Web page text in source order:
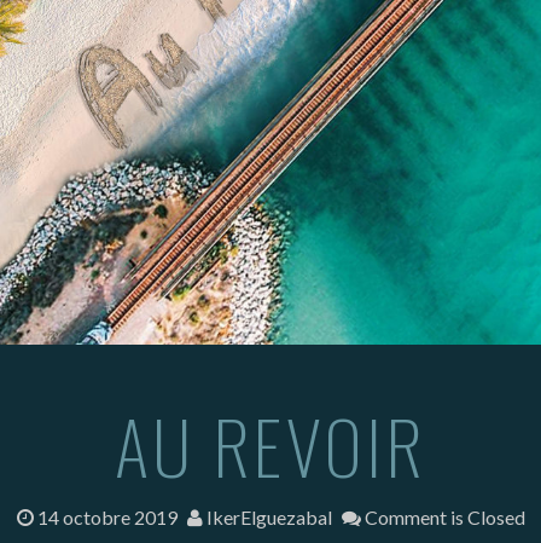
AU REVOIR
14 octobre 2019 IkerElguezabal Comment is Closed